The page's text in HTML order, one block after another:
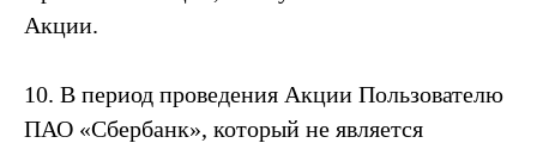
Акции.
10. В период проведения Акции Пользователю
ПАО «Сбербанк», который не является